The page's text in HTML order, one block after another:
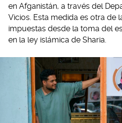
en Afganistán, a través del
Vicios. Esta medida es otra de
impuestas desde la toma del
en la ley islámica de Sharia.